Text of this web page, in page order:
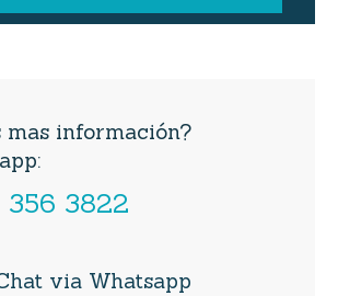
mas información?
356 3822
via Whatsapp